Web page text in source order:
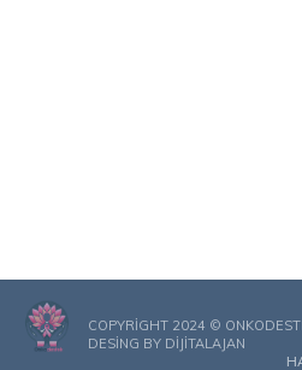
COPYRIGHT 2024 ©
DESING BY DIJITALAJAN